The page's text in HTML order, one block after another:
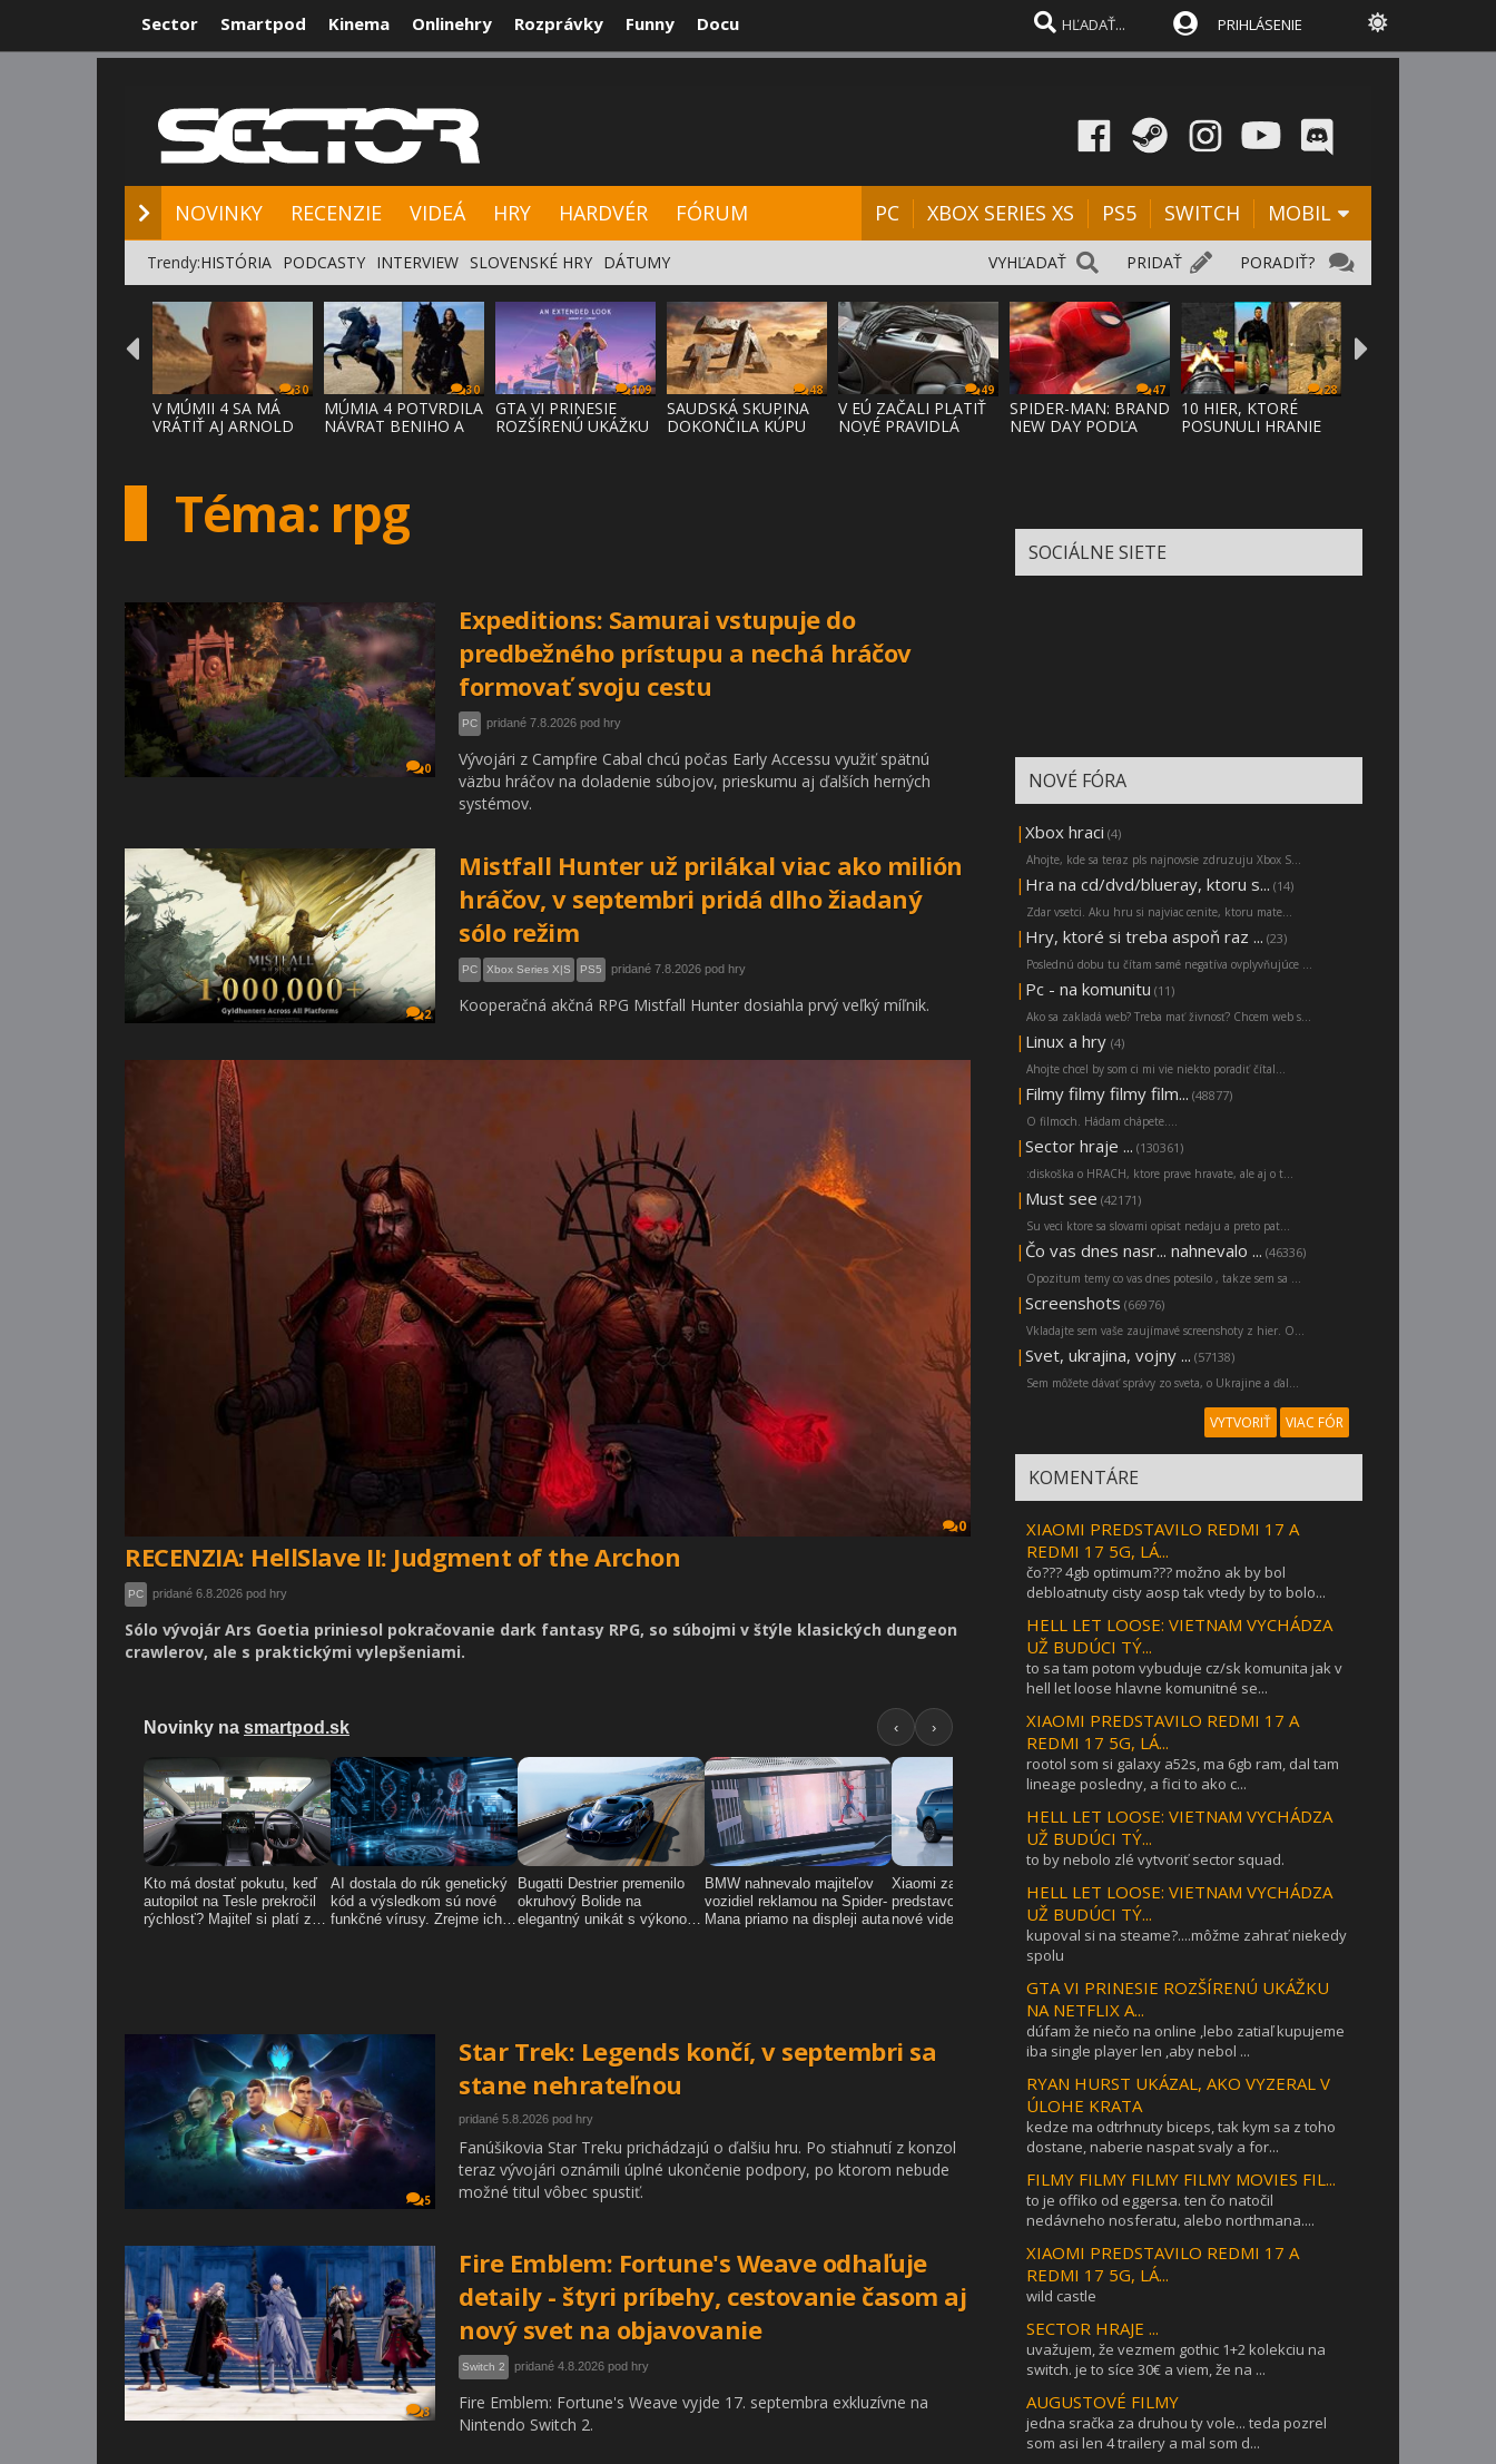
Sector Smartpod Kinema Onlinehry Rozprávky Funny Docu PRIHLÁSENIE
NOVINKY RECENZIE VIDEÁ HRY HARDVÉR FÓRUM PC XBOX SERIES XS PS5 SWITCH MOBIL
PORADIŤ?
PRIDAŤ
VYHĽADAŤ
Trendy:HISTÓRIA PODCASTY INTERVIEW SLOVENSKÉ HRY DÁTUMY
30
V MÚMII 4 SA MÁ
VRÁTIŤ AJ ARNOLD
30
MÚMIA 4 POTVRDILA
NÁVRAT BENIHO A
109
GTA VI PRINESIE
ROZŠÍRENÚ UKÁŽKU
48
SAUDSKÁ SKUPINA
DOKONČILA KÚPU
49
V EÚ ZAČALI PLATIŤ
NOVÉ PRAVIDLÁ
47
SPIDER-MAN: BRAND
NEW DAY PODĽA
28
10 HIER, KTORÉ
POSUNULI HRANIE
Téma: rpg
0
Expeditions: Samurai vstupuje do
predbežného prístupu a nechá hráčov
formovať svoju cestu
PC pridané 7.8.2026 pod hry
Vývojári z Campfire Cabal chcú počas Early Accessu využiť spätnú
väzbu hráčov na doladenie súbojov, prieskumu aj ďalších herných
systémov.
2
Mistfall Hunter už prilákal viac ako milión
hráčov, v septembri pridá dlho žiadaný
sólo režim
PC Xbox Series X|S PS5 pridané 7.8.2026 pod hry
Kooperačná akčná RPG Mistfall Hunter dosiahla prvý veľký míľnik.
0
RECENZIA: HellSlave II: Judgment of the Archon
PC pridané 6.8.2026 pod hry
Sólo vývojár Ars Goetia priniesol pokračovanie dark fantasy RPG, so súbojmi v štýle klasických dungeon
crawlerov, ale s praktickými vylepšeniami.
5
Star Trek: Legends končí, v septembri sa
stane nehrateľnou
pridané 5.8.2026 pod hry
Fanúšikovia Star Treku prichádzajú o ďalšiu hru. Po stiahnutí z konzol
teraz vývojári oznámili úplné ukončenie podpory, po ktorom nebude
možné titul vôbec spustiť.
3
Fire Emblem: Fortune's Weave odhaľuje
detaily - štyri príbehy, cestovanie časom aj
nový svet na objavovanie
Switch 2 pridané 4.8.2026 pod hry
Fire Emblem: Fortune's Weave vyjde 17. septembra exkluzívne na
Nintendo Switch 2.
SOCIÁLNE SIETE
NOVÉ FÓRA
| Xbox hraci (4)
Ahojte, kde sa teraz pls najnovsie zdruzuju Xbox S...
| Hra na cd/dvd/blueray, ktoru s... (14)
Zdar vsetci. Aku hru si najviac cenite, ktoru mate...
| Hry, ktoré si treba aspoň raz ... (23)
Poslednú dobu tu čítam samé negatíva ovplyvňujúce ...
| Pc - na komunitu (11)
Ako sa zakladá web? Treba mať živnosť? Chcem web s...
| Linux a hry (4)
Ahojte chcel by som ci mi vie niekto poradiť čítal...
| Filmy filmy filmy film... (48877)
O filmoch. Hádam chápete....
| Sector hraje ... (130361)
:diskoška o HRACH, ktore prave hravate, ale aj o t...
| Must see (42171)
Su veci ktore sa slovami opisat nedaju a preto pat...
| Čo vas dnes nasr... nahnevalo ... (46336)
Opozitum temy co vas dnes potesilo , takze sem sa ...
| Screenshots (66976)
Vkladajte sem vaše zaujímavé screenshoty z hier. O...
| Svet, ukrajina, vojny ... (57138)
Sem môžete dávať správy zo sveta, o Ukrajine a ďal...
VYTVORIŤ VIAC FÓR
KOMENTÁRE
XIAOMI PREDSTAVILO REDMI 17 A
REDMI 17 5G, LÁ...
čo??? 4gb optimum??? možno ak by bol
debloatnuty cisty aosp tak vtedy by to bolo...
HELL LET LOOSE: VIETNAM VYCHÁDZA
UŽ BUDÚCI TÝ...
to sa tam potom vybuduje cz/sk komunita jak v
hell let loose hlavne komunitné se...
XIAOMI PREDSTAVILO REDMI 17 A
REDMI 17 5G, LÁ...
rootol som si galaxy a52s, ma 6gb ram, dal tam
lineage posledny, a fici to ako c...
HELL LET LOOSE: VIETNAM VYCHÁDZA
UŽ BUDÚCI TÝ...
to by nebolo zlé vytvoriť sector squad.
HELL LET LOOSE: VIETNAM VYCHÁDZA
UŽ BUDÚCI TÝ...
kupoval si na steame?....môžme zahrať niekedy
spolu
GTA VI PRINESIE ROZŠÍRENÚ UKÁŽKU
NA NETFLIX A...
dúfam že niečo na online ,lebo zatiaľ kupujeme
iba single player len ,aby nebol ...
RYAN HURST UKÁZAL, AKO VYZERAL V
ÚLOHE KRATA
kedze ma odtrhnuty biceps, tak kym sa z toho
dostane, naberie naspat svaly a for...
FILMY FILMY FILMY FILMY MOVIES FIL...
to je offiko od eggersa. ten čo natočil
nedávneho nosferatu, alebo northmana....
XIAOMI PREDSTAVILO REDMI 17 A
REDMI 17 5G, LÁ...
wild castle
SECTOR HRAJE ...
uvažujem, že vezmem gothic 1+2 kolekciu na
switch. je to síce 30€ a viem, že na ...
AUGUSTOVÉ FILMY
jedna sračka za druhou ty vole... teda pozrel
som asi len 4 trailery a mal som d...